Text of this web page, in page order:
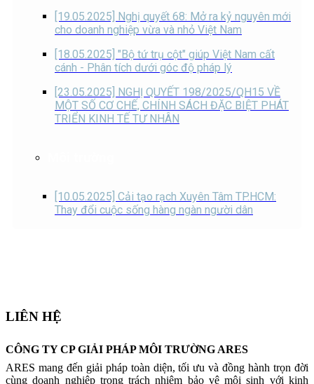
[19.05.2025] Nghị quyết 68: Mở ra kỷ nguyên mới
cho doanh nghiệp vừa và nhỏ Việt Nam
[18.05.2025] "Bộ tứ trụ cột" giúp Việt Nam cất
cánh - Phân tích dưới góc độ pháp lý
[23.05.2025] NGHỊ QUYẾT 198/2025/QH15 VỀ
MỘT SỐ CƠ CHẾ, CHÍNH SÁCH ĐẶC BIỆT PHÁT
TRIỂN KINH TẾ TƯ NHÂN
[10.05.2025] Cải tạo rạch Xuyên Tâm TP.HCM:
Thay đổi cuộc sống hàng ngàn người dân
LIÊN HỆ
CÔNG TY CP GIẢI PHÁP MÔI TRƯỜNG ARES
ARES mang đến giải pháp toàn diện, tối ưu và đồng hành trọn đời
cùng doanh nghiệp trong trách nhiệm bảo vệ môi sinh với kinh